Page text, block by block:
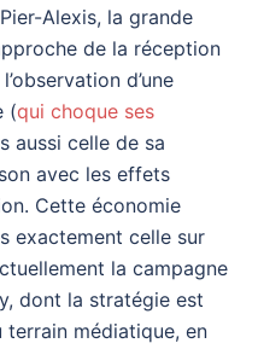
Alexis, la grande
de la réception
d’une
(qui choque ses
aussi celle de sa
avec les effets
Cette économie
exactement celle sur
la campagne
dont la stratégie est
médiatique, en